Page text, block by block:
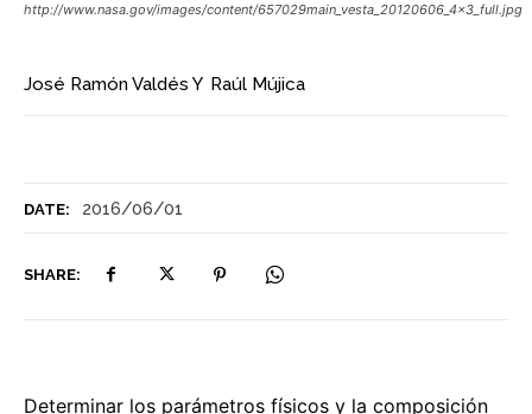
DATE: 2016/06/01
SHARE:
http://www.nasa.gov/images/content/657029main_vesta_20120606_4x3_full.jpg
José Ramón Valdés Y Raúl Mújica
Determinar los parámetros físicos y la composición